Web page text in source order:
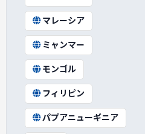
マレーシア
ミャンマー
モンゴル
フィリピン
パプアニューギニア